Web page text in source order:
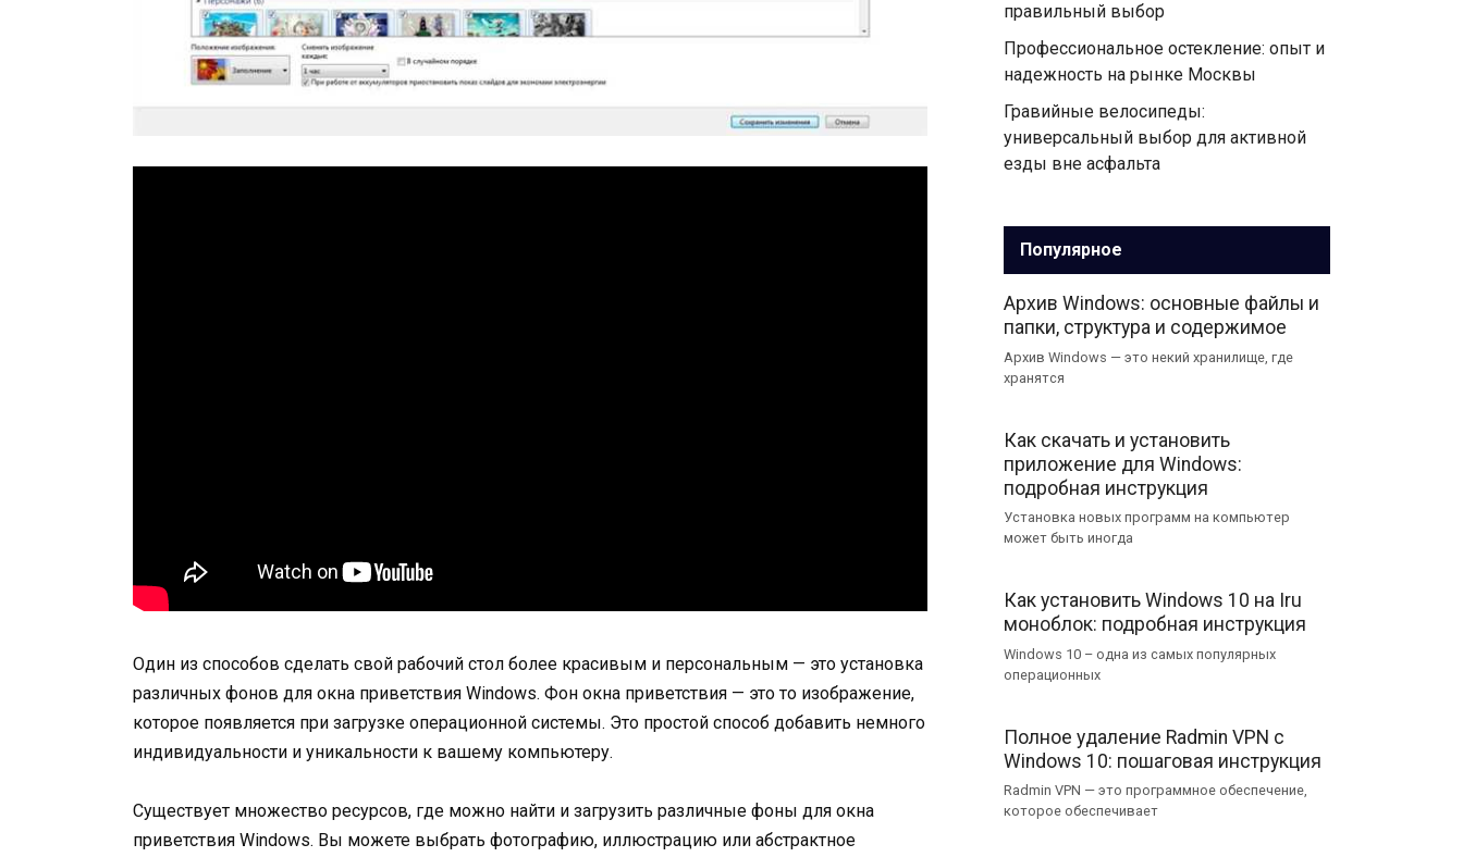
Один из способов сделать свой рабочий стол более красивым и персональным — это установка
различных фонов для окна приветствия Windows. Фон окна приветствия — это то изображение,
которое появляется при загрузке операционной системы. Это простой способ добавить немного
индивидуальности и уникальности к вашему компьютеру.
Существует множество ресурсов, где можно найти и загрузить различные фоны для окна
приветствия Windows. Вы можете выбрать фотографию, иллюстрацию или абстрактное
правильный выбор
Профессиональное остекление: опыт и
надежность на рынке Москвы
Гравийные велосипеды:
универсальный выбор для активной
езды вне асфальта
Популярное
Архив Windows: основные файлы и
папки, структура и содержимое
Архив Windows — это некий хранилище, где
хранятся
Как скачать и установить
приложение для Windows:
подробная инструкция
Установка новых программ на компьютер
может быть иногда
Как установить Windows 10 на Iru
моноблок: подробная инструкция
Windows 10 – одна из самых популярных
операционных
Полное удаление Radmin VPN с
Windows 10: пошаговая инструкция
Radmin VPN — это программное обеспечение,
которое обеспечивает